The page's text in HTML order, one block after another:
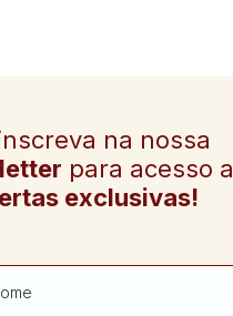
na nossa
para acesso a
exclusivas!